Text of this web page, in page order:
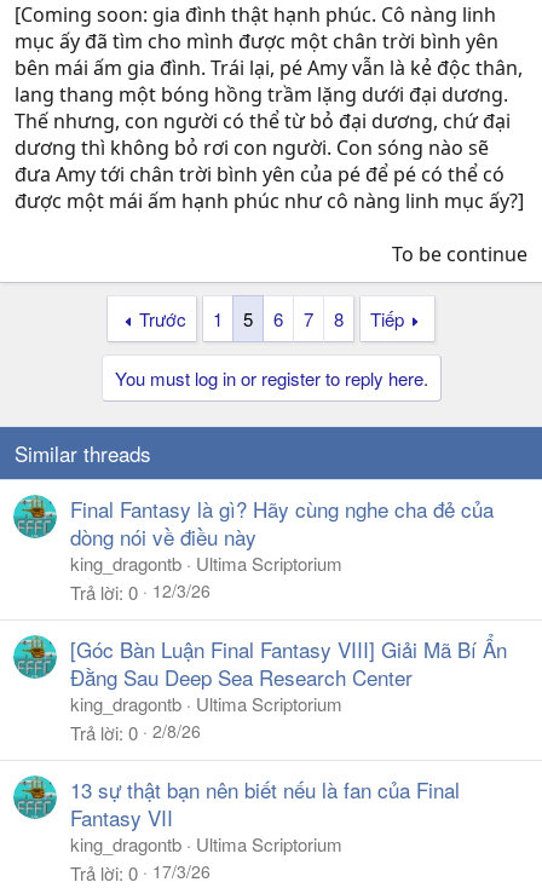
[Coming soon: gia đình thật hạnh phúc. Cô nàng linh
mục ấy đã tìm cho mình được một chân trời bình yên
bên mái ấm gia đình. Trái lại, pé Amy vẫn là kẻ độc thân,
lang thang một bóng hồng trầm lặng dưới đại dương.
Thế nhưng, con người có thể từ bỏ đại dương, chứ đại
dương thì không bỏ rơi con người. Con sóng nào sẽ
đưa Amy tới chân trời bình yên của pé để pé có thể có
được một mái ấm hạnh phúc như cô nàng linh mục ấy?]
To be continue​
Trước 1 5 6 7 8 Tiếp
You must log in or register to reply here.
Similar threads
Final Fantasy là gì? Hãy cùng nghe cha đẻ của
dòng nói về điều này
king_dragontb
Ultima Scriptorium
Trả lời 0 12/3/26
[Góc Bàn Luận Final Fantasy VIII] Giải Mã Bí Ẩn
Đằng Sau Deep Sea Research Center
king_dragontb
Ultima Scriptorium
Trả lời 0 2/8/26
13 sự thật bạn nên biết nếu là fan của Final
Fantasy VII
king_dragontb
Ultima Scriptorium
Trả lời 0 17/3/26